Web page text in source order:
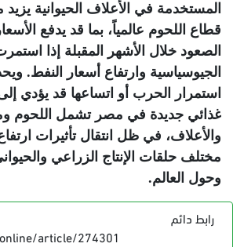
المستخدمة في الأعلاف الحيوانية
قطاع اللحوم عالمياً، بما قد يدفع
الصعود خلال الأشهر المقبلة إذا
الجيوسياسية وارتفاع أسعار النفط.
استمرار الحرب أو اتساعها قد يؤدي
غذائي جديدة في مصر تشمل اللحوم
والأعلاف، في ظل انتقال تأثيرات
مختلف حلقات الإنتاج الزراعي
وحول العالم.
رابط دائم
article/274301